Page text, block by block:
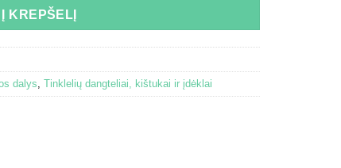
Į KREPŠELĮ
dalys, Tinklelių dangteliai, kištukai ir įdėklai